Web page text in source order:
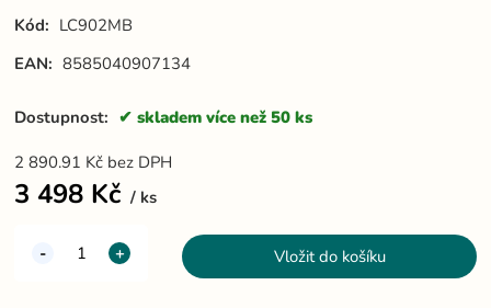
Kód: LC902MB
EAN: 8585040907134
Dostupnost: skladem více než 50 ks
2 890.91 Kč bez DPH
3 498 Kč ks